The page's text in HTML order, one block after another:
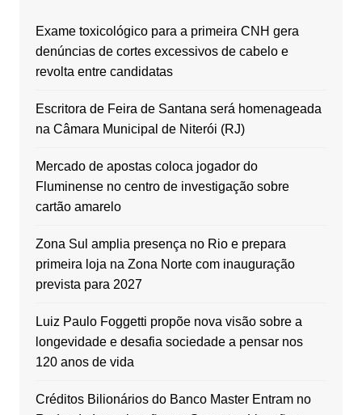
Exame toxicológico para a primeira CNH gera
denúncias de cortes excessivos de cabelo e
revolta entre candidatas
Escritora de Feira de Santana será homenageada
na Câmara Municipal de Niterói (RJ)
Mercado de apostas coloca jogador do
Fluminense no centro de investigação sobre
cartão amarelo
Zona Sul amplia presença no Rio e prepara
primeira loja na Zona Norte com inauguração
prevista para 2027
Luiz Paulo Foggetti propõe nova visão sobre a
longevidade e desafia sociedade a pensar nos
120 anos de vida
Créditos Bilionários do Banco Master Entram no